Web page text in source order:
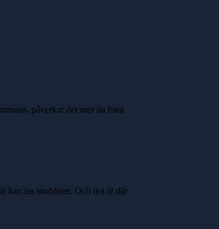
påverkar det mer än bara
kan tas snabbare. Och det är där